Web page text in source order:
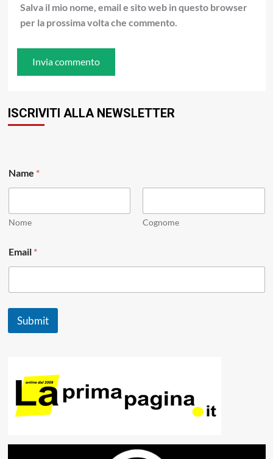
Salva il mio nome, email e sito web in questo browser
per la prossima volta che commento.
ISCRIVITI ALLA NEWSLETTER
a
m
*
Name *
Nome Cognome
Email *
Submit